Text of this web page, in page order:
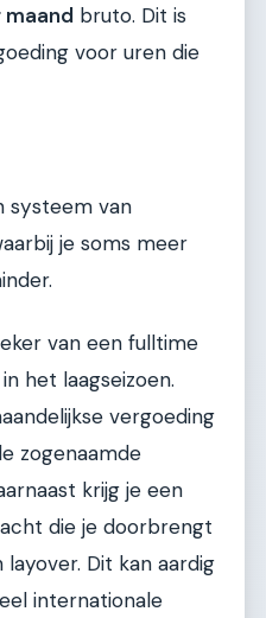
bruto. Dit is
voor uren die
systeem van
je soms meer
van een fulltime
het laagseizoen.
vergoeding
zogenaamde
krijg je een
die je doorbrengt
Dit kan aardig
internationale